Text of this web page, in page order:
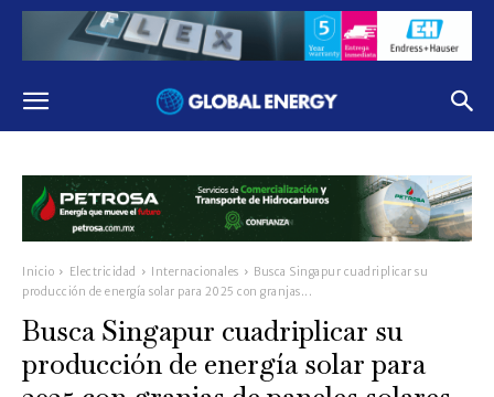
Inicio Electricidad Internacionales
Busca Singapur cuadriplicar su
producción de energía solar para 2025 con granjas...
Busca Singapur cuadriplicar su
producción de energía solar para